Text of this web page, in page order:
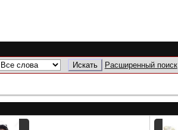
Расширенный поиск